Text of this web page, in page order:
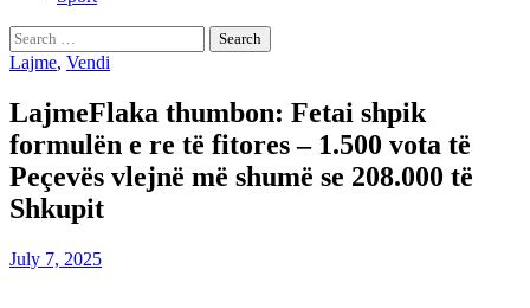
Search
for:
Lajme, Vendi
LajmeFlaka thumbon: Fetai shpik
formulën e re të fitores – 1.500 vota të
Peçevës vlejnë më shumë se 208.000 të
Shkupit
July 7, 2025